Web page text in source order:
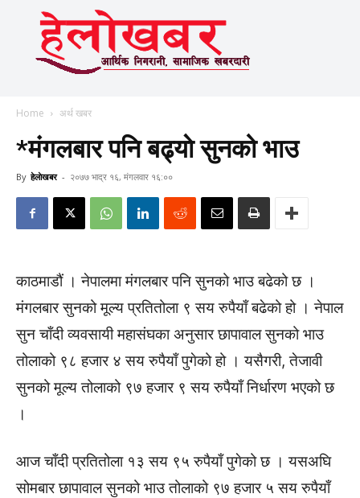
Home अर्थ खबर
*मंगलबार पनि बढ्याे सुनको भाउ
By हेलाेखबर - २०७७ भाद्र १६, मंगलवार १६:००
काठमाडौं । नेपालमा मंगलबार पनि सुनको भाउ बढेको छ ।
मंगलबार सुनको मूल्य प्रतितोला ९ सय रुपैयाँ बढेको हो । नेपाल
सुन चाँदी व्यवसायी महासंघका अनुसार छापावाल सुनको भाउ
तोलाको ९८ हजार ४ सय रुपैयाँ पुगेको हो । यसैगरी, तेजावी
सुनको मूल्य तोलाको ९७ हजार ९ सय रुपैयाँ निर्धारण भएको छ
।
आज चाँदी प्रतितोला १३ सय ९५ रुपैयाँ पुगेको छ । यसअघि
सोमबार छापावाल सुनको भाउ तोलाको ९७ हजार ५ सय रुपैयाँ